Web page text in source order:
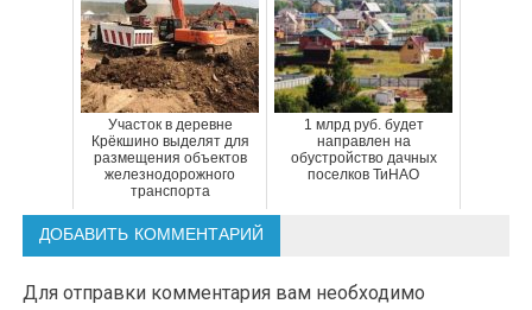
Участок в деревне
Крёкшино выделят для
размещения объектов
железнодорожного
транспорта
1 млрд руб. будет
направлен на
обустройство дачных
поселков ТиНАО
ДОБАВИТЬ КОММЕНТАРИЙ
Для отправки комментария вам необходимо